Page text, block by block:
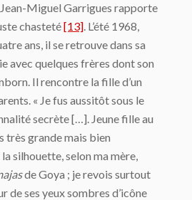
Miguel Garrigues rapporte
chasteté[13]. L’été 1968,
ans, il se retrouve dans sa
avec quelques frères dont son
Il rencontre la fille d’un
« Je fus aussitôt sous le
secrète […]. Jeune fille au
très grande mais bien
silhouette, selon ma mère,
de Goya ; je revois surtout
de ses yeux sombres d’icône